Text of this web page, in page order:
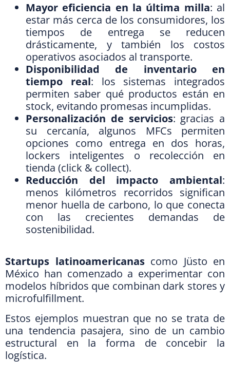
Mayor eficiencia en la última milla: al
estar más cerca de los consumidores, los
tiempos de entrega se reducen
drásticamente, y también los costos
operativos asociados al transporte.
Disponibilidad de inventario en
tiempo real: los sistemas integrados
permiten saber qué productos están en
stock, evitando promesas incumplidas.
Personalización de servicios: gracias a
su cercanía, algunos MFCs permiten
opciones como entrega en dos horas,
lockers inteligentes o recolección en
tienda (click & collect).
Reducción del impacto ambiental:
menos kilómetros recorridos significan
menor huella de carbono, lo que conecta
con las crecientes demandas de
sostenibilidad.
Startups latinoamericanas como Jüsto en
México han comenzado a experimentar con
modelos híbridos que combinan dark stores y
microfulfillment.
Estos ejemplos muestran que no se trata de
una tendencia pasajera, sino de un cambio
estructural en la forma de concebir la
logística.